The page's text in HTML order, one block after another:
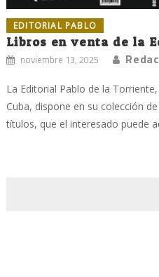
EDITORIAL PABLO
Libros en venta de la
noviembre 13, 2025
La Editorial Pablo de la
Cuba, dispone en su colección
títulos, que el interesado puede